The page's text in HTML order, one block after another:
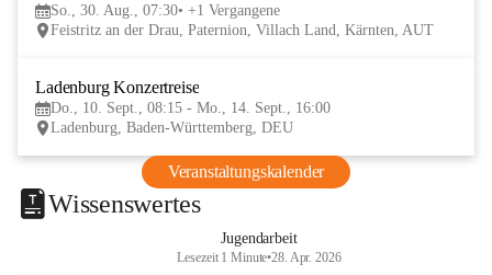
So., 30. Aug., 07:30 +1 Vergangene
Feistritz an der Drau, Paternion, Villach Land, Kärnten, AUT
Ladenburg Konzertreise
Do., 10. Sept., 08:15 - Mo., 14. Sept., 16:00
Ladenburg, Baden-Württemberg, DEU
Veranstaltungskalender
Wissenswertes
Jugendarbeit
Lesezeit 1 Minute•28. Apr. 2026